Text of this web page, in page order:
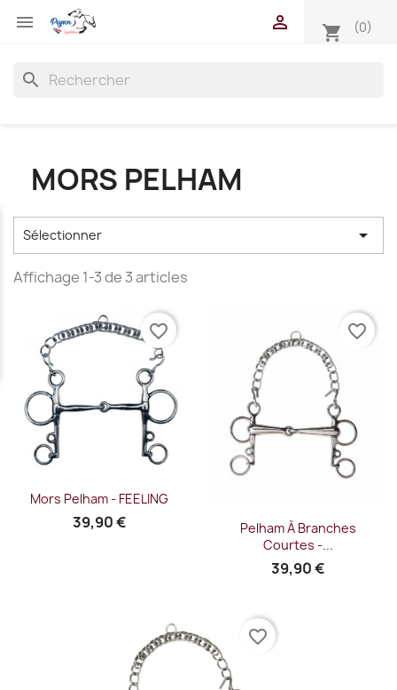
 shopping_cart (0)

search
MORS PELHAM
Sélectionner 
Affichage 1-3 de 3 articles
Mors Pelham - FEELING
39,90 €
favorite_border
Pelham À Branches
Courtes -...
39,90 €
favorite_border
favorite_border